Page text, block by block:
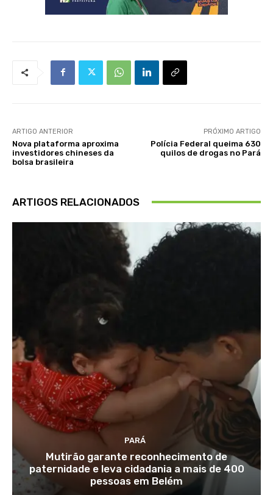
ARTIGO ANTERIOR
Nova plataforma aproxima
investidores chineses da
bolsa brasileira
PRÓXIMO ARTIGO
Polícia Federal queima 630
quilos de drogas no Pará
ARTIGOS RELACIONADOS
PARÁ
Mutirão garante reconhecimento de
paternidade e leva cidadania a mais de 400
pessoas em Belém